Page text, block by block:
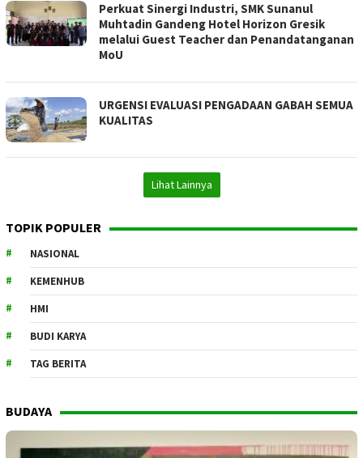
Perkuat Sinergi Industri, SMK Sunanul
Muhtadin Gandeng Hotel Horizon Gresik
melalui Guest Teacher dan Penandatanganan
MoU
URGENSI EVALUASI PENGADAAN GABAH SEMUA
KUALITAS
Lihat Lainnya
TOPIK POPULER
NASIONAL
KEMENHUB
HMI
BUDI KARYA
TAG BERITA
BUDAYA